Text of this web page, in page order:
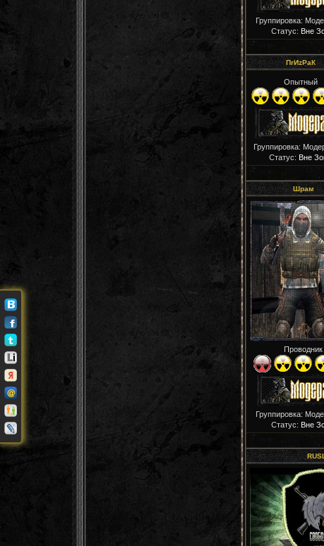
Группировка:
Статус: Вне
ПrИzРaК
Опытный
Группировка:
Статус: Вне
Шрам
Проводник
Группировка:
Статус: Вне